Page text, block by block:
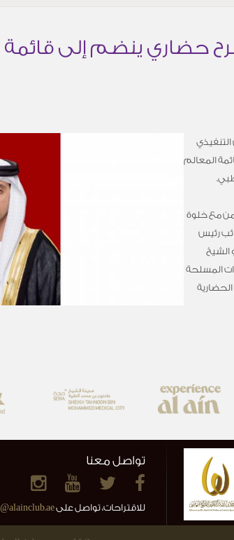
حضاري ينضم إلى
المعالم
مع خلوة
رئيس
الشيخ
المسلحة
تواصل معنا
للاقتراحات، تواصل على